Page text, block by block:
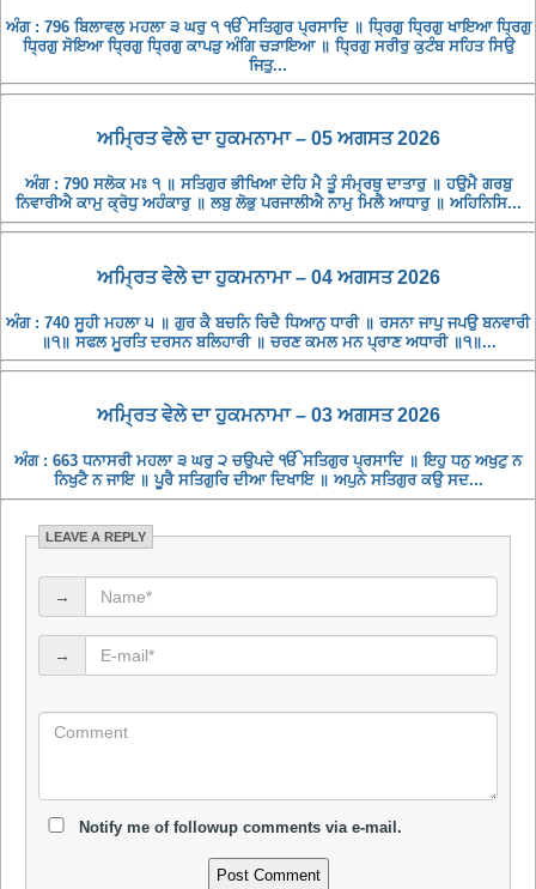
ਅੰਗ : 796 ਬਿਲਾਵਲੁ ਮਹਲਾ ੩ ਘਰੁ ੧ ੴ ਸਤਿਗੁਰ ਪ੍ਰਸਾਦਿ ॥ ਧ੍ਰਿਗੁ ਧ੍ਰਿਗੁ ਖਾਇਆ ਧ੍ਰਿਗੁ
ਧ੍ਰਿਗੁ ਸੋਇਆ ਧ੍ਰਿਗੁ ਧ੍ਰਿਗੁ ਕਾਪੜੁ ਅੰਗਿ ਚੜਾਇਆ ॥ ਧ੍ਰਿਗੁ ਸਰੀਰੁ ਕੁਟੰਬ ਸਹਿਤ ਸਿਉ
ਜਿਤੁ...
ਅਮ੍ਰਿਤ ਵੇਲੇ ਦਾ ਹੁਕਮਨਾਮਾ – 05 ਅਗਸਤ 2026
ਅੰਗ : 790 ਸਲੋਕ ਮਃ ੧ ॥ ਸਤਿਗੁਰ ਭੀਖਿਆ ਦੇਹਿ ਮੈ ਤੂੰ ਸੰਮ੍ਰਥੁ ਦਾਤਾਰੁ ॥ ਹਉਮੈ ਗਰਬੁ
ਨਿਵਾਰੀਐ ਕਾਮੁ ਕ੍ਰੋਧੁ ਅਹੰਕਾਰੁ ॥ ਲਬੁ ਲੋਭੁ ਪਰਜਾਲੀਐ ਨਾਮੁ ਮਿਲੈ ਆਧਾਰੁ ॥ ਅਹਿਨਿਸਿ...
ਅਮ੍ਰਿਤ ਵੇਲੇ ਦਾ ਹੁਕਮਨਾਮਾ – 04 ਅਗਸਤ 2026
ਅੰਗ : 740 ਸੂਹੀ ਮਹਲਾ ੫ ॥ ਗੁਰ ਕੈ ਬਚਨਿ ਰਿਦੈ ਧਿਆਨੁ ਧਾਰੀ ॥ ਰਸਨਾ ਜਾਪੁ ਜਪਉ ਬਨਵਾਰੀ
॥੧॥ ਸਫਲ ਮੂਰਤਿ ਦਰਸਨ ਬਲਿਹਾਰੀ ॥ ਚਰਣ ਕਮਲ ਮਨ ਪ੍ਰਾਣ ਅਧਾਰੀ ॥੧॥...
ਅਮ੍ਰਿਤ ਵੇਲੇ ਦਾ ਹੁਕਮਨਾਮਾ – 03 ਅਗਸਤ 2026
ਅੰਗ : 663 ਧਨਾਸਰੀ ਮਹਲਾ ੩ ਘਰੁ ੨ ਚਉਪਦੇ ੴ ਸਤਿਗੁਰ ਪ੍ਰਸਾਦਿ ॥ ਇਹੁ ਧਨੁ ਅਖੁਟੁ ਨ
ਨਿਖੁਟੈ ਨ ਜਾਇ ॥ ਪੂਰੈ ਸਤਿਗੁਰਿ ਦੀਆ ਦਿਖਾਇ ॥ ਅਪੁਨੇ ਸਤਿਗੁਰ ਕਉ ਸਦ...
LEAVE A REPLY
→
→
Notify me of followup comments via e-mail.